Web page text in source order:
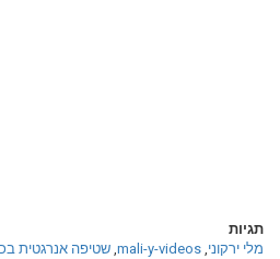
תגיות
מלי ירקוני,
mali-y-videos
, שטיפה אנרגטית